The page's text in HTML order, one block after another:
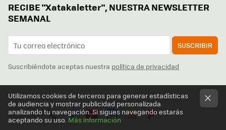
RECIBE "Xatakaletter", NUESTRA NEWSLETTER
SEMANAL
SUSCRIBIR
Suscribiéndote aceptas nuestra política de privacidad
Síguenos
Utilizamos cookies de terceros para generar estadísticas
de audiencia y mostrar publicidad personalizada
analizando tu navegación. Si sigues navegando estarás
aceptando su uso. Más información